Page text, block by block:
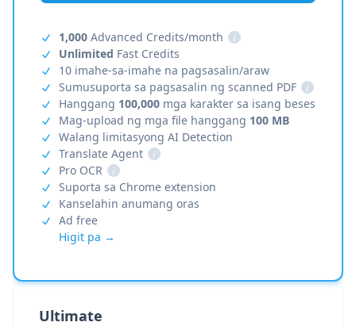
1,000 Advanced Credits/month
i
Unlimited Fast Credits
10 imahe-sa-imahe na pagsasalin/araw
Sumusuporta sa pagsasalin ng scanned PDF
i
Hanggang 100,000 mga karakter sa isang beses
Mag-upload ng mga file hanggang 100 MB
Walang limitasyong AI Detection
Translate Agent
i
Pro OCR
i
Suporta sa Chrome extension
Kanselahin anumang oras
Ad free
Higit pa →
Ultimate